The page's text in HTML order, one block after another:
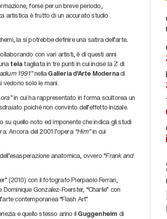
forse per un breve periodo,
artistica è frutto di un accurato studio
la si potrebbe definire una satira dell’arte.
con vari artisti, è di questi anni
telatagliata in tre punti in cui incise la Z di
1991”nella Galleria d’Arte Modernadi
solo le mani.
in cui ha rappresentato in forma scultorea un
poiché non convinto dell’effetto iniziale.
quello noto ed imponente che indica gli studi
Ancora del 2001 l’opera “Him”in cui
anatomica, ovvero “Frank and
(2010) con il fotografo Pierpaolo Ferrari,
Gonzalez-Foerster, “Charlie” con
contemporanea “Flash Art”.
e quello stesso anno il Guggenheim di